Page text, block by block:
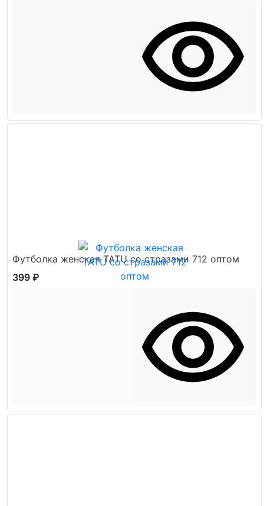
Футболка женская TATU со стразами 712 оптом
399 ₽